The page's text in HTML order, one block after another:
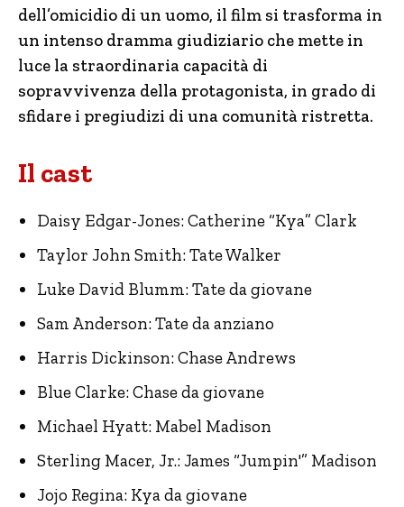
dell’omicidio di un uomo, il film si trasforma in
un intenso dramma giudiziario che mette in
luce la straordinaria capacità di
sopravvivenza della protagonista, in grado di
sfidare i pregiudizi di una comunità ristretta.
Il cast
Daisy Edgar-Jones: Catherine “Kya” Clark
Taylor John Smith: Tate Walker
Luke David Blumm: Tate da giovane
Sam Anderson: Tate da anziano
Harris Dickinson: Chase Andrews
Blue Clarke: Chase da giovane
Michael Hyatt: Mabel Madison
Sterling Macer, Jr.: James “Jumpin'” Madison
Jojo Regina: Kya da giovane